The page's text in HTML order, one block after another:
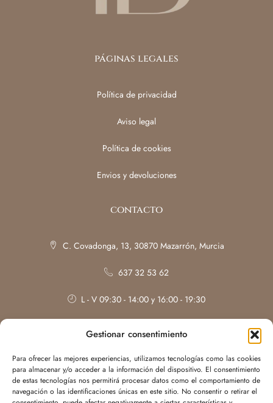
Gestionar consentimiento
Para ofrecer las mejores experiencias, utilizamos tecnologías como las cookies
para almacenar y/o acceder a la información del dispositivo. El consentimiento
de estas tecnologías nos permitirá procesar datos como el comportamiento de
navegación o las identificaciones únicas en este sitio. No consentir o retirar el
páginas legales
Política de privacidad
Aviso legal
Política de cookies
Envios y devoluciones
contacto
C. Covadonga, 13, 30870 Mazarrón, Murcia
637 32 53 62
L - V 09:30 - 14:00 y 16:00 - 19:30